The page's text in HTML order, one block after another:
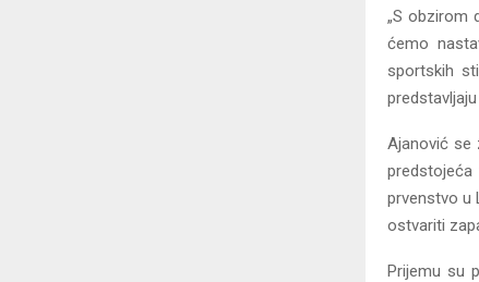
„S obzirom
ćemo
sportskih
Ajanović se
prvenstvo u
ostvariti
Prijemu su